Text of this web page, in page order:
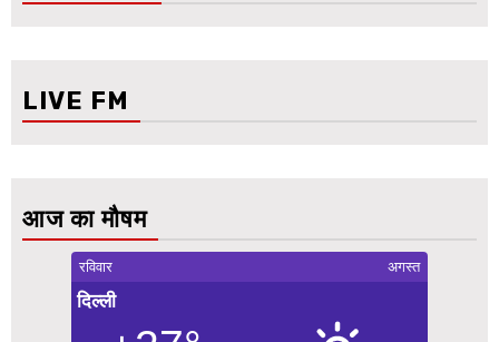
LIVE FM
आज का मौषम
रविवार अगस्त
दिल्ली